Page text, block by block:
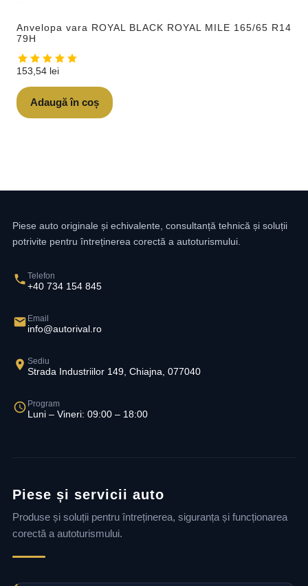
Anvelopa vara ROYAL BLACK ROYAL MILE 165/65 R14
79H
153,54 lei
Adaugă în coș
Piese auto originale și echivalente, consultanță tehnică și soluții
potrivite pentru întreținerea corectă a autoturismului.
Telefon
+40 734 154 845
Email
info@autorival.ro
Sediu
Strada Industriilor 149, Chiajna, 077040
Program
Luni – Vineri: 09:00 – 18:00
Piese și servicii auto
Produse și soluții pentru întreținerea, siguranța și funcționarea
corectă a autoturismului.